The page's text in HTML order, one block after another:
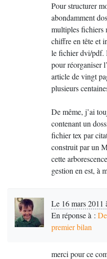
{\textsf{#1}}
de cette
Quant au site de
il a été créé avec
n’est
(maisCPSa
ont été créés
TeX4Ht) séparent
le cas des pages
Pour structurer
abondamment
multiples fichiers
chiffre en tête et
le fichier dvi/pdf.
pour réorganiser
article de vingt
plusieurs
De même, j’ai
contenant un
fichier tex par
construit par un
cette
gestion en est, à
simplement dans
haut du plan, et
est du bas niveau
J’ai l’impression
Le 16 mars 2011
En réponse à :
premier bilan
merci pour ce